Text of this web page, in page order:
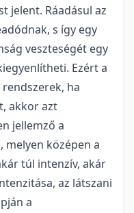
jelent. Ráadásul az
s így egy
veszteségét egy
Ezért a
ha
akkor azt
jellemző a
melyen középen a
túl intenzív, akár
az látszani
a